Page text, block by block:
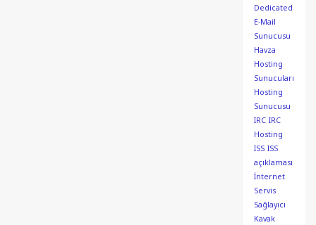
Dedicated
E-Mail
Sunucusu
Havza
Hosting
Sunucuları
Hosting
Sunucusu
IRC IRC
Hosting
ISS ISS
açıklaması
İnternet
Servis
Sağlayıcı
Kavak